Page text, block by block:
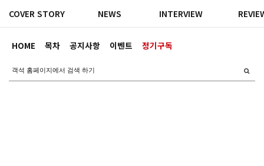
HOME 목차 공지사항 이벤트 정기구독
COVER STORY NEWS INTERVIEW